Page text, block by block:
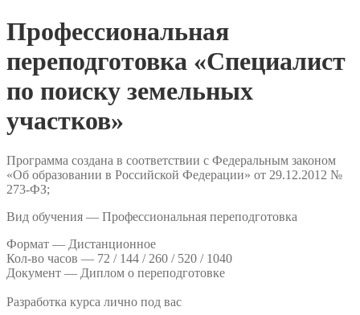
Профессиональная
переподготовка «Специалист
по поиску земельных
участков»
Программа создана в соответствии с Федеральным законом
«Об образовании в Российской Федерации» от 29.12.2012 №
273-ФЗ;
Вид обучения — Профессиональная переподготовка
Формат — Дистанционное
Кол-во часов — 72 / 144 / 260 / 520 / 1040
Документ — Диплом о переподготовке
Разработка курса лично под вас